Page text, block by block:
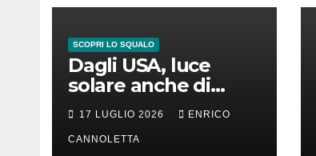
SCOPRI LO SQUALO
Dagli USA, luce
solare anche di
notte
17 LUGLIO 2026 ENRICO
CANNOLETTA